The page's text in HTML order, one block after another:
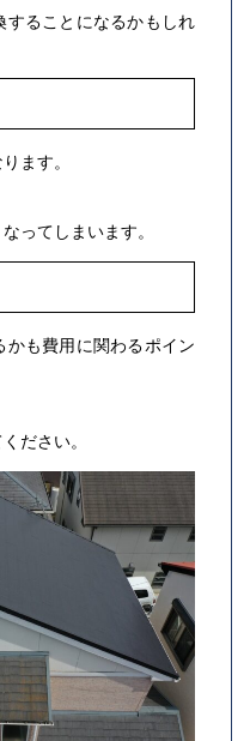
することになるかもしれ
ます。
ってしまいます。
も費用に関わるポイン
ださい。